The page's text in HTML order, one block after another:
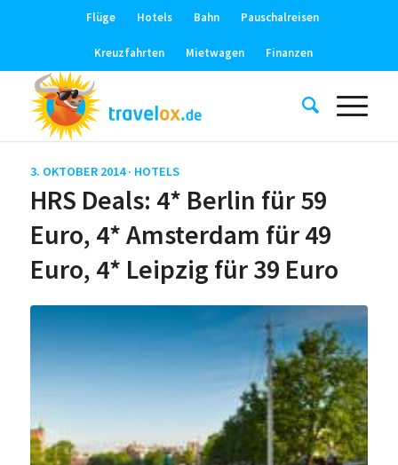
Flüge Hotels Bahn Pauschalreisen
Kreuzfahrten Mietwagen Finanzen
3. OKTOBER 2014 · HOTELS
HRS Deals: 4* Berlin für 59
Euro, 4* Amsterdam für 49
Euro, 4* Leipzig für 39 Euro